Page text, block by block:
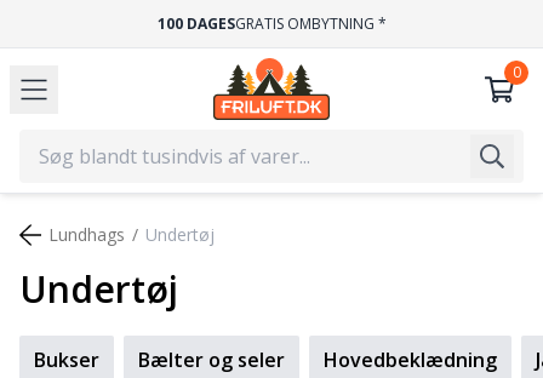
100 DAGESGRATIS OMBYTNING *
Bukser Bælter og seler Hovedbeklædning
Lundhags Undertøj
Undertøj